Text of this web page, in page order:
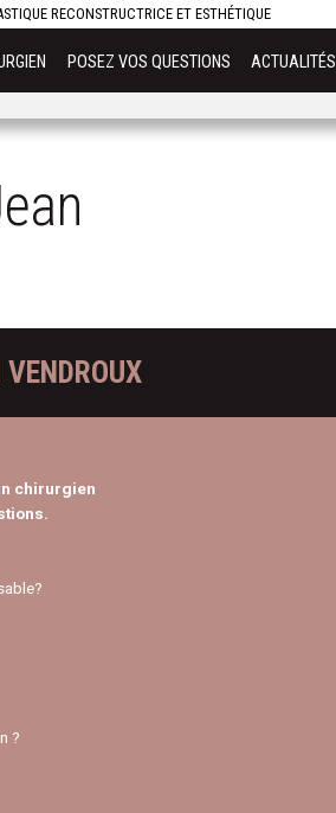
RECONSTRUCTRICE ET ESTHÉTIQUE
POSEZ VOS QUESTIONS ACTUALITÉS
chirurgien
?